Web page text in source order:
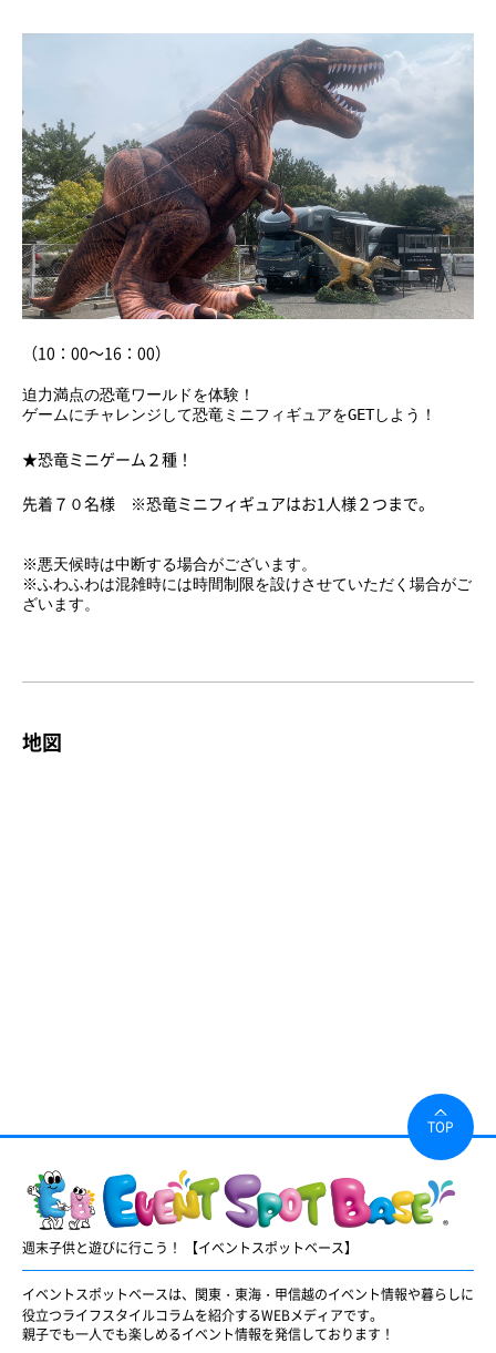
（10：00～16：00）
迫力満点の恐竜ワールドを体験！
ゲームにチャレンジして恐竜ミニフィギュアをGETしよう！
★恐竜ミニゲーム２種！
先着７０名様 ※恐竜ミニフィギュアはお1人様２つまで。
※悪天候時は中断する場合がございます。
※ふわふわは混雑時には時間制限を設けさせていただく場合がご
ざいます。
地図
週末子供と遊びに行こう！ 【イベントスポットベース】
イベントスポットベースは、関東・東海・甲信越のイベント情報や暮らしに
役立つライフスタイルコラムを紹介するWEBメディアです。
親子でも一人でも楽しめるイベント情報を発信しております！
TOP